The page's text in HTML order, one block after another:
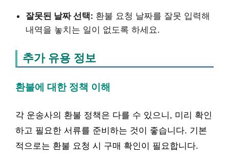
잘못된 날짜 선택: 환불 요청 날짜를 잘못 입력해
내역을 놓치는 일이 없도록 하세요.
추가 유용 정보
환불에 대한 정책 이해
각 운송사의 환불 정책은 다를 수 있으니, 미리 확인
하고 필요한 서류를 준비하는 것이 좋습니다. 기본
적으로는 환불 요청 시 구매 확인이 필요합니다.